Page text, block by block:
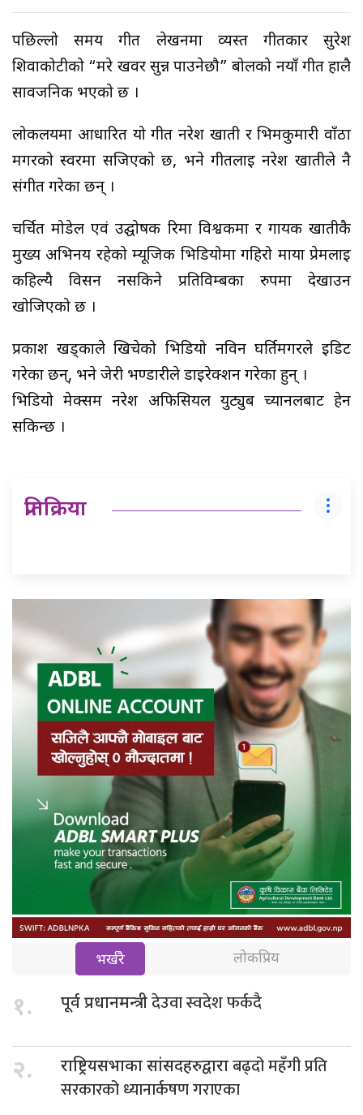
पछिल्लो समय गीत लेखनमा व्यस्त गीतकार सुरेश
शिवाकोटीको “मरे खवर सुन्न पाउनेछौ” बोलको नयाँ गीत हालै
सार्वजनिक भएको छ ।
लोकलयमा आधारित यो गीत नरेश खाती र भिमकुमारी वाँठा
मगरको स्वरमा सजिएको छ, भने गीतलाई नरेश खातीले नै
संगीत गरेका छन् ।
चर्चित मोडेल एवं उद्घोषक रिमा विश्वकर्मा र गायक खातीकै
मुख्य अभिनय रहेको म्यूजिक भिडियोमा गहिरो माया प्रेमलाई
कहिल्यै विर्सन नसकिने प्रतिविम्बका रुपमा देखाउन
खोजिएको छ ।
प्रकाश खड्काले खिचेको भिडियो नविन घर्तिमगरले इडिट
गरेका छन्, भने जेरी भण्डारीले डाईरेक्शन गरेका हुन् ।
भिडियो मेक्सम नरेश अफिसियल युट्युब च्यानलबाट हेर्न
सकिन्छ ।
प्रतिक्रिया
भर्खरै लोकप्रिय
१. पूर्व प्रधानमन्त्रीदेउवा स्वदेश फर्कदै
२. राष्ट्रियसभाका सांसदहरुद्वाराबढ्दो महँगी प्रति
सरकारको ध्यानार्कषण गराएका